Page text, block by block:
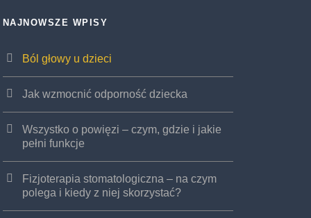
NAJNOWSZE WPISY
Ból głowy u dzieci
Jak wzmocnić odporność dziecka
Wszystko o powięzi – czym, gdzie i jakie
pełni funkcje
Fizjoterapia stomatologiczna – na czym
polega i kiedy z niej skorzystać?